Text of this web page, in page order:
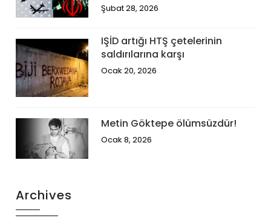
Şubat 28, 2026
IŞİD artığı HTŞ çetelerinin
saldırılarına karşı
Ocak 20, 2026
Metin Göktepe ölümsüzdür!
Ocak 8, 2026
Archives